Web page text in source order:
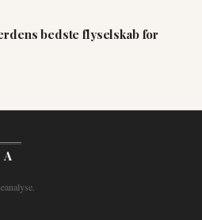
bedste flyselskab for